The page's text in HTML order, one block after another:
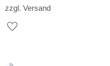
zzgl. Versand